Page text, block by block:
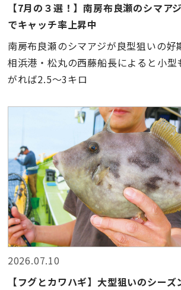
【7月の３選！】南房布良瀬のシマア
でキャッチ率上昇中
南房布良瀬のシマアジが良型狙いの好
相浜港・松丸の西藤船長によると小型
がれば2.5〜3キロ
2026.07.10
【フグとカワハギ】大型狙いのシー